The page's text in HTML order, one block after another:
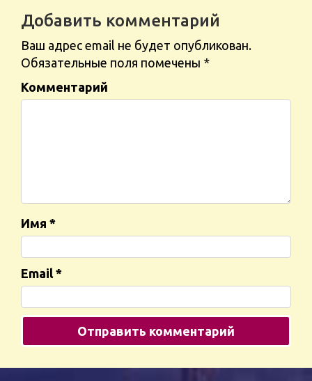
Добавить комментарий
Ваш адрес email не будет опубликован.
Обязательные поля помечены *
Комментарий
Имя *
Email *